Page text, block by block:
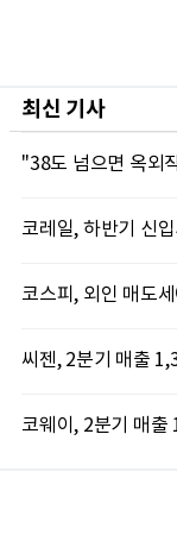
최신 기사
코레일, 하반기 신
코스피, 외인 매도
코웨이, 2분기 매